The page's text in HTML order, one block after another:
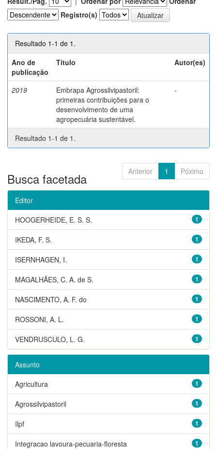
Registro(s)
Resultado 1-1 de 1.
Ano de
publicação
Título Autor(es)
2019
Embrapa Agrossilvipastoril:
primeiras contribuições para o
desenvolvimento de uma
agropecuária sustentável.
-
Resultado 1-1 de 1.
Anterior 1 Póximo
Busca facetada
Editor
1
HOOGERHEIDE, E. S. S.
1
IKEDA, F. S.
1
ISERNHAGEN, I.
1
MAGALHÃES, C. A. de S.
1
NASCIMENTO, A. F. do
1
ROSSONI, A. L.
1
VENDRUSCULO, L. G.
Assunto
1
Agricultura
1
Agrossilvipastoril
1
Ilpf
1
Integracao lavoura-pecuaria-floresta